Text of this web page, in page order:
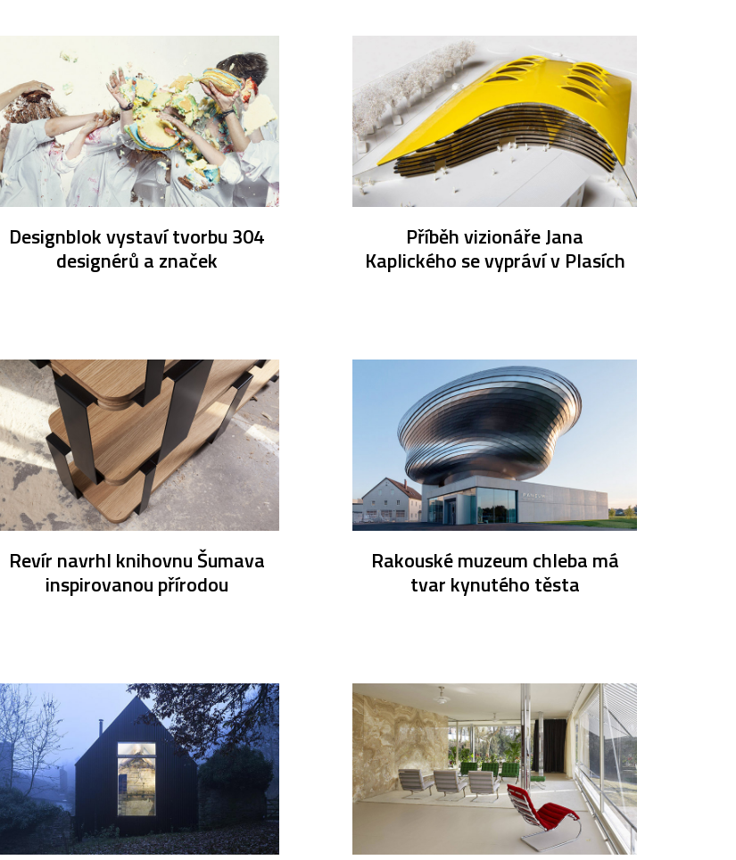
Designblok vystaví tvorbu 304
designérů a značek
Příběh vizionáře Jana
Kaplického se vypráví v Plasích
Revír navrhl knihovnu Šumava
inspirovanou přírodou
Rakouské muzeum chleba má
tvar kynutého těsta